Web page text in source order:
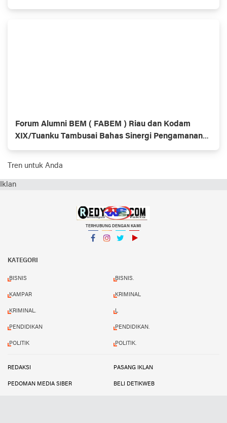
Satgas PKH Tutup Mata
Forum Alumni BEM ( FABEM ) Riau dan Kodam
XIX/Tuanku Tambusai Bahas Sinergi Pengamanan
TNTN
Tren untuk Anda
Iklan
TERHUBUNG DENGAN KAMI
KATEGORI
BISNIS BISNIS.
KAMPAR KRIMINAL
KRIMINAL. L
PENDIDIKAN PENDIDIKAN.
POLITIK POLITIK.
REDAKSI PASANG IKLAN
PEDOMAN MEDIA SIBER BELI DETIKWEB